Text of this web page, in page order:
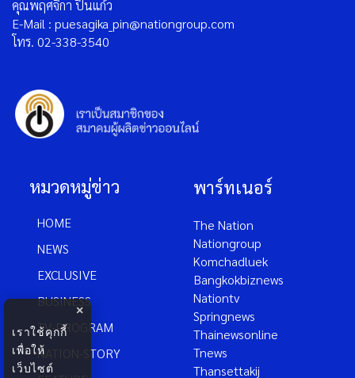
ติดต่อลงโฆษณา
คุณพฤศจิกา ปิ่นแก้ว
E-Mail : puesagika_pin@nationgroup.com
HOME
NEWS
EXCLUSIVE
BUSINESS
TV-PROGRAM
The Nation
Nationgroup
Komchadluek
Bangkokbiznews
Nationtv
Springnews
Thainewsonline
×
เราใช้คุกกี้
เพื่อให้
เว็บไซต์